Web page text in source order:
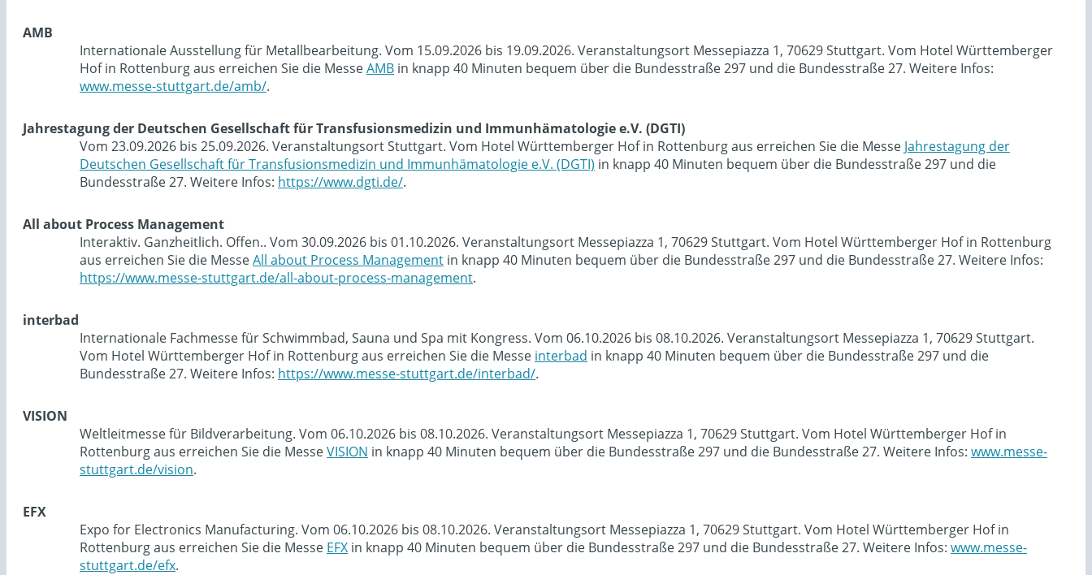
AMB
Internationale Ausstellung für Metallbearbeitung. Vom 15.09.2026 bis 19.09.2026. Veranstaltungsort Messepiazza 1, 70629 Stuttgart. Vom Hotel Württemberger
Hof in Rottenburg aus erreichen Sie die MesseAMB in knapp 40 Minuten bequem über die Bundesstraße 297 und die Bundesstraße 27. Weitere Infos:
www.messe-stuttgart.de/amb/.
Jahrestagung der Deutschen Gesellschaft für Transfusionsmedizin und Immunhämatologie e.V. (DGTI)
Vom 23.09.2026 bis 25.09.2026. Veranstaltungsort Stuttgart. Vom Hotel Württemberger Hof in Rottenburg aus erreichen Sie die Messe Jahrestagung der
Deutschen Gesellschaft für Transfusionsmedizin und Immunhämatologie e.V. (DGTI) in knapp 40 Minuten bequem über die Bundesstraße 297 und die
Bundesstraße 27. Weitere Infos: https://www.dgti.de/.
All about Process Management
Interaktiv. Ganzheitlich. Offen.. Vom 30.09.2026 bis 01.10.2026. Veranstaltungsort Messepiazza 1, 70629 Stuttgart. Vom Hotel Württemberger Hof in Rottenburg
aus erreichen Sie die MesseAll about Process Management in knapp 40 Minuten bequem über die Bundesstraße 297 und die Bundesstraße 27. Weitere Infos:
https://www.messe-stuttgart.de/all-about-process-management.
interbad
Internationale Fachmesse für Schwimmbad, Sauna und Spa mit Kongress. Vom 06.10.2026 bis 08.10.2026. Veranstaltungsort Messepiazza 1, 70629 Stuttgart.
Vom Hotel Württemberger Hof in Rottenburg aus erreichen Sie die Messe interbad in knapp 40 Minuten bequem über die Bundesstraße 297 und die
Bundesstraße 27. Weitere Infos: https://www.messe-stuttgart.de/interbad/.
VISION
Weltleitmesse für Bildverarbeitung. Vom 06.10.2026 bis 08.10.2026. Veranstaltungsort Messepiazza 1, 70629 Stuttgart. Vom Hotel Württemberger Hof in
Rottenburg aus erreichen Sie die MesseVISION in knapp 40 Minuten bequem über die Bundesstraße 297 und die Bundesstraße 27. Weitere Infos: www.messe-
stuttgart.de/vision.
EFX
Expo for Electronics Manufacturing. Vom 06.10.2026 bis 08.10.2026. Veranstaltungsort Messepiazza 1, 70629 Stuttgart. Vom Hotel Württemberger Hof in
Rottenburg aus erreichen Sie die Messe EFX in knapp 40 Minuten bequem über die Bundesstraße 297 und die Bundesstraße 27. Weitere Infos: www.messe-
stuttgart.de/efx.